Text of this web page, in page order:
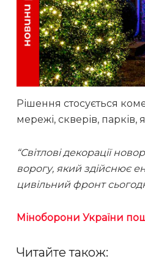
Рішення стосується
мережі, скверів,
“Світлові декорації
ворогу, який здійснює
цивільний фронт
Міноборони України
Читайте також: